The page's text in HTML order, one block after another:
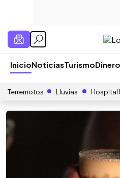
InicioNoticiasTurismo
Terremotos Lluvias Hospital